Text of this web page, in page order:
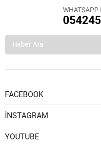
WHATSAPP
FACEBOOK
İNSTAGRAM
YOUTUBE